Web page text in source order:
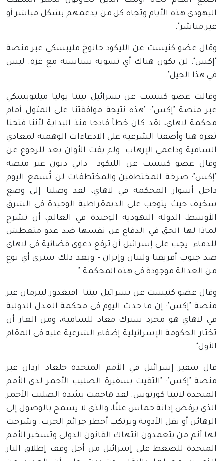
اليهودي هذه الأيام وتجاه كل من يدعمهم بشكل مباشر أو
غير مباشر".
وقال عضو كنيست عن الليكود حانوخ مليبسكي عبر منصة
"إكس": لن يكون هناك أي تسوية سياسية مع غزة. ليس
في هذا الجيل".
وقالت عضو كنيست عن يسرائيل بيتنا يوليا ميلنوبسكي
عبر منصة "إكس": "هذه نتيجة موافقتنا على المثول أمام
محكمة لاهاي، لقد كان خطأ فادحا منذ البداية لأننا فتحنا
ثغرة هنا وأضفنا الشرعية على الادعاءات الوهمية لمعادي
السامية وداعمي الإرهاب. ولم يفت الأوان بعد للرجوع عن
وقال عضو كنيست عن الليكود داني دنون عبر منصة
"إكس": صرخة المختطفين والمختطفات لن تُسمع اليوم
داخل أسوار المحكمة في لاهاي، لقد وصلنا إلى وضع
سخيف حيث يتوجب على الديمقراطية الوحيدة في الشرق
الأوسط، الدولة اليهودية الوحيدة في العالم، أن تشرح
لماذا لها الحق في الدفاع عن نفسها ضد عدو متعطش
للدماء. يجب على إسرائيل أن ترفع دعوى قضائية في لاهاي
ضد جنوب أفريقيا ولبنان وإيران - وبعد ذلك سنرى أي نوع
من العدالة موجودة في هذه المحكمة."
وقال عضو كنيست عن يسرائيل بيتنا افيغدور ليبرمان عبر
منصة "إكس": إن ما حدث اليوم في محكمة العدل الدولية
في لاهاي هو مجرد سيرك معاد للسامية، ومن العار أن
تختار الحكومة الإسرائيلية إضفاء الشرعية عليه في المقام
الأول".
قال سفير إسرائيل في الأمم المتحدة جلعاد اردان عبر
منصة "إكس": "التقيت بسفيرة الصليب الأحمر لدى الأمم
المتحدة لاتيتا كورتوس. لقد هاجمت بشدة الصليب الأحمر
الذي يرفض إدانة حماس علنًا، والذي لا يسمح بالوصول إلى
الرهائن أو نقل الأدوية ويرتكب أخطر جرائم الحرب. وشرحت
لها أنم من يتعمدون انتهاك القانون الدولي وتسخير الأمم
المتحدة للضغط على إسرائيل من أجل وقف إطلاق النار